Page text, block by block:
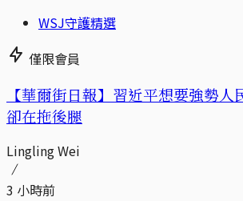
WSJ守護精選
僅限會員
【華爾街日報】習近平想要強勢人
卻在拖後腿
Lingling Wei
3 小時前